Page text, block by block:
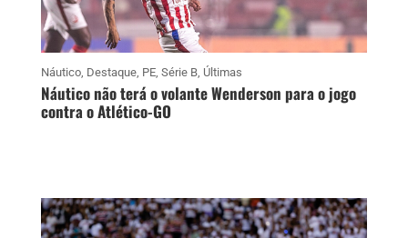
Náutico, Destaque, PE, Série B, Últimas
Náutico não terá o volante Wenderson para o jogo
contra o Atlético-GO